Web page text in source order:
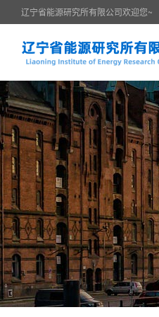
辽宁省能源研究所有限公司欢迎您~